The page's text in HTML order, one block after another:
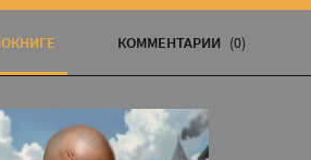
КОММЕНТАРИИ (0)